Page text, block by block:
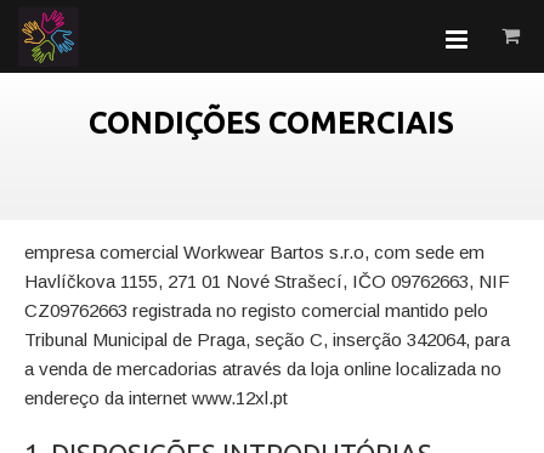
CONDIÇÕES COMERCIAIS
empresa comercial Workwear Bartos s.r.o, com sede em
Havlíčkova 1155, 271 01 Nové Strašecí, IČO 09762663, NIF
CZ09762663 registrada no registo comercial mantido pelo
Tribunal Municipal de Praga, seção C, inserção 342064, para
a venda de mercadorias através da loja online localizada no
endereço da internet www.12xl.pt